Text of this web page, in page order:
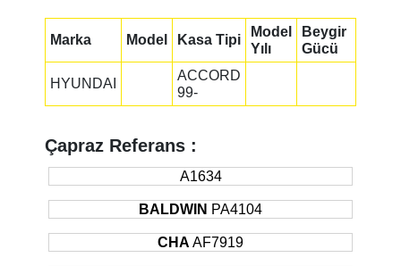
Marka Model Kasa Tipi
Model
Yılı
Beygir
Gücü
HYUNDAI
ACCORD
99-
Çapraz Referans :
A1634
BALDWIN PA4104
CHA AF7919